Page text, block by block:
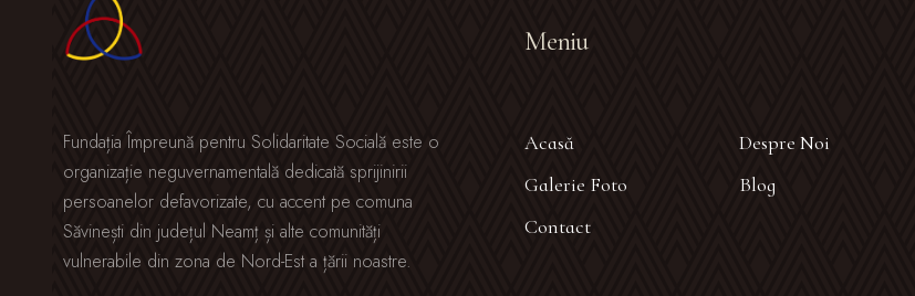
Fundația Împreună pentru Solidaritate Socială este o
organizație neguvernamentală dedicată sprijinirii
persoanelor defavorizate, cu accent pe comuna
Săvinești din județul Neamț și alte comunități
vulnerabile din zona de Nord-Est a țării noastre.
Meniu
Acasă
Despre Noi
Galerie Foto
Blog
Contact